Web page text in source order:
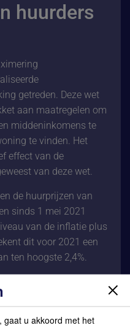
huurders
getreden. Deze wet
aan maatregelen om
middeninkomens te
te vinden. Het
effect van de
van deze wet.
de huurprijzen van
sinds 1 mei 2021
van de inflatie plus
dit voor 2021 een
ten hoogste 2,4%.
huurprijsverhoging
gaat u akkoord met het